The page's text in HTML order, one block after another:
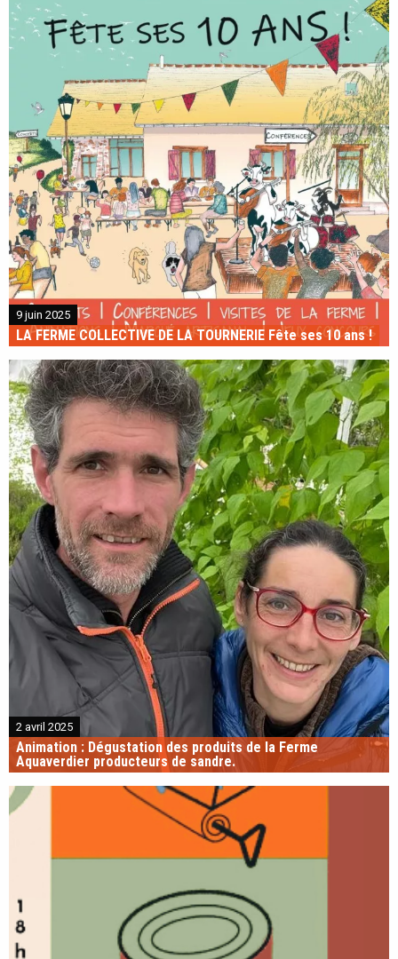
9 juin 2025
LA FERME COLLECTIVE DE LA TOURNERIE Fête ses 10 ans !
2 avril 2025
Animation : Dégustation des produits de la Ferme
Aquaverdier producteurs de sandre.